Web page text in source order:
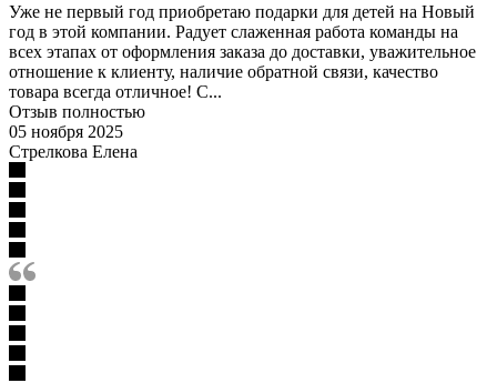
Уже не первый год приобретаю подарки для детей на Новый
год в этой компании. Радует слаженная работа команды на
всех этапах от оформления заказа до доставки, уважительное
отношение к клиенту, наличие обратной связи, качество
товара всегда отличное! С...
Отзыв полностью
05 ноября 2025
Стрелкова Елена